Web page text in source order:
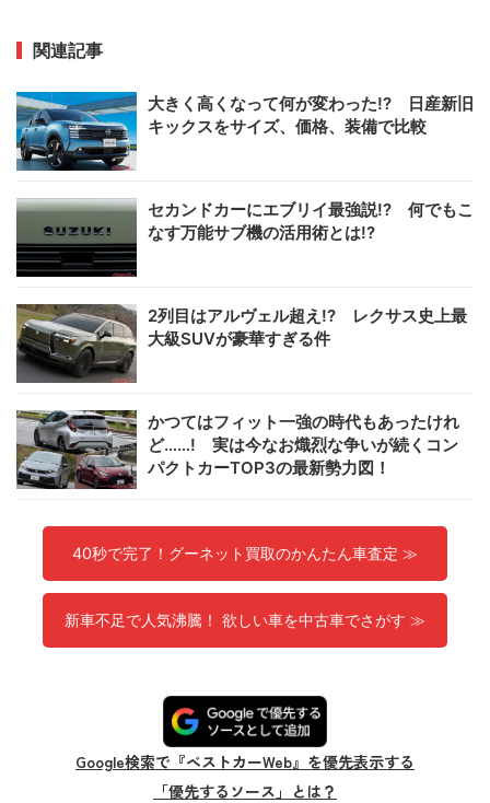
関連記事
大きく高くなって何が変わった!? 日産新旧
キックスをサイズ、価格、装備で比較
セカンドカーにエブリイ最強説!? 何でもこ
なす万能サブ機の活用術とは!?
2列目はアルヴェル超え!? レクサス史上最
大級SUVが豪華すぎる件
かつてはフィット一強の時代もあったけれ
ど……! 実は今なお熾烈な争いが続くコン
パクトカーTOP3の最新勢力図！
40秒で完了！グーネット買取のかんたん車査定 ≫
新車不足で人気沸騰！ 欲しい車を中古車でさがす ≫
Google検索で『ベストカーWeb』を優先表示する
「優先するソース」とは？